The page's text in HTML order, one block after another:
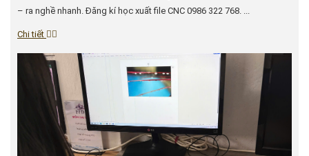
– ra nghề nhanh. Đăng kí học xuất file CNC 0986 322 768. ...
Chi tiết